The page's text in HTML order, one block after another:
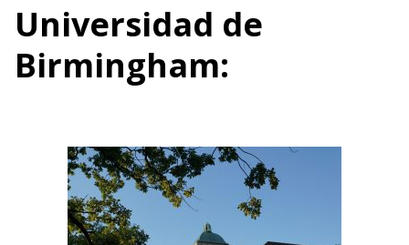
Universidad de
Birmingham: